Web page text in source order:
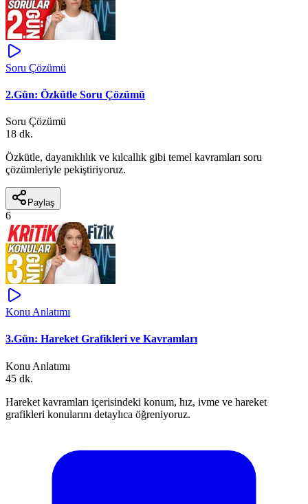
Soru Çözümü
2.Gün: Özkütle Soru Çözümü
Soru Çözümü
18 dk.
Özkütle, dayanıklılık ve kılcallık gibi temel kavramları soru
çözümleriyle pekiştiriyoruz.
Paylaş
6
Konu Anlatımı
3.Gün: Hareket Grafikleri ve Kavramları
Konu Anlatımı
45 dk.
Hareket kavramları içerisindeki konum, hız, ivme ve hareket
grafikleri konularını detaylıca öğreniyoruz.